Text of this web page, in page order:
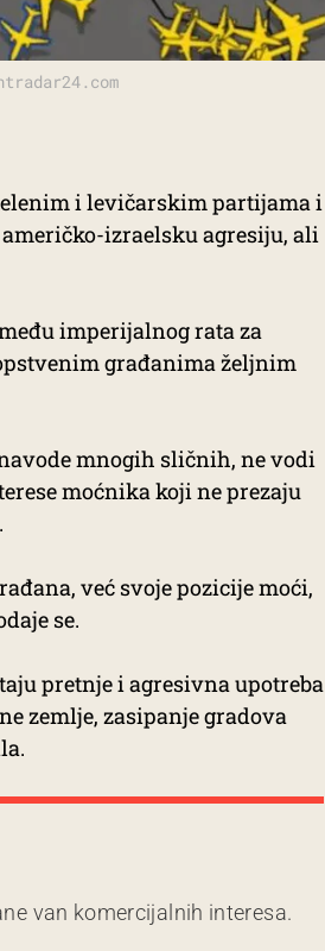
i levičarskim partijama i
izraelsku agresiju, ali
imperijalnog rata za
građanima željnim
mnogih sličnih, ne vodi
moćnika koji ne prezaju
već svoje pozicije moći,
se.
pretnje i agresivna upotreba
zemlje, zasipanje gradova
van komercijalnih interesa.